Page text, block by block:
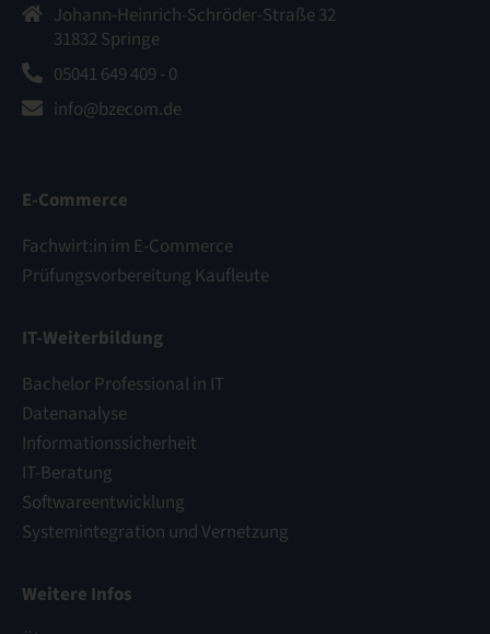
Johann-Heinrich-Schröder-Straße 32
31832 Springe
05041 649 409 - 0
info@bzecom.de
E-Commerce
Fachwirt:in im E-Commerce
Prüfungsvorbereitung Kaufleute
IT-Weiterbildung
Bachelor Professional in IT
Datenanalyse
Informationssicherheit
IT-Beratung
Softwareentwicklung
Systemintegration und Vernetzung
Weitere Infos